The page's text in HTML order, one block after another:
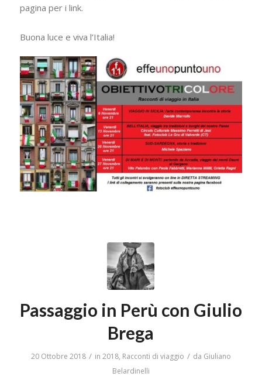
pagina per i link.
Buona luce e viva l’Italia!
Passaggio in Perù con Giulio
Brega
20 Ottobre 2018 / in 2018, Racconti di viaggio / da Giuliano
Belardinelli